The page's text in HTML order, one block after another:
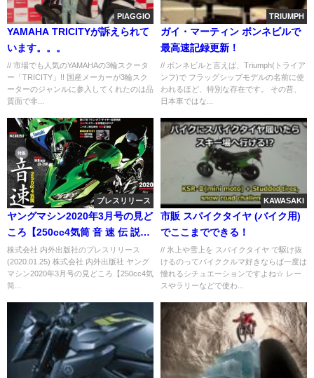
PIAGGIO
YAMAHA TRICITYが訴えられて
います。。。
// 市場でも人気のYAMAHAの3輪スクータ
ー「TRICITY」!! 国産メーカーが3輪スク
ーターのジャンルに参入してくれたのは品
質面で非...
TRIUMPH
ガイ・マーティン ボンネビルで
最高速記録更新！
// ボンネビルと言えば、Triumph(トライア
ンフ)で フラッグシップモデルの名前に使
われるほど、特別な存在です。 その昔、
日本車ではな...
プレスリリース
ヤングマシン2020年3月号の見ど
ころ【250cc4気筒 音 速 伝 説】
最新モトGPマシンも徹底解説
株式会社 内外出版社のプレスリリース
(2020.01.25) 株式会社 内外出版社 ヤング
マシン2020年3月号の見どころ【250cc4気
筒...
KAWASAKI
市販 スパイクタイヤ (バイク用)
でここまでできる！
// 氷上や雪上を スパイクタイヤ で駆け抜
けるのってバイククルマ好きならば一度は
憧れるシチュエーションですよね☆ レー
スやラリーなどで使わ...